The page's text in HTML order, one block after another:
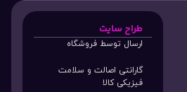
طراح سایت
ارسال توسط فروشگاه
گارانتی اصالت و سلامت
فیزیکی کالا